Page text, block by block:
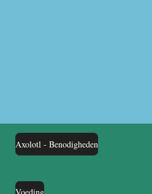
Axolotl - Benodigheden